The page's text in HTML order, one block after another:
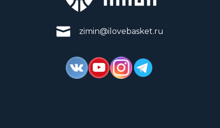
zimin@ilovebasket.ru